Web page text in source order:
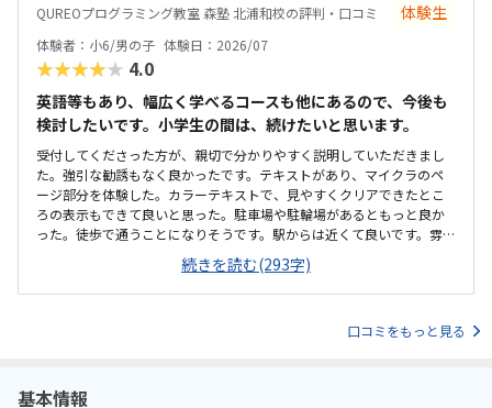
中では高めかなと思います。ただ、パソコンとその中にある教材を使
用するため、高くなってしまうのは仕方ないかなとも思います。マイ
クラが使われているということで子どもが興味を持っていました。遊
び感覚で学んでいけるのは良いと思います。
QUREOプログラミング教室 森塾 北浦和校の評判・口コミ 体験生
体験者：小6/男の子 体験日：2026/07
★★★★★ 4.0
英語等もあり、幅広く学べるコースも他にあるので、今後も
検討したいです。小学生の間は、続けたいと思います。
受付してくださった方が、親切で分かりやすく説明していただきまし
た。強引な勧誘もなく良かったです。テキストがあり、マイクラのペ
ージ部分を体験した。カラーテキストで、見やすくクリアできたとこ
ろの表示もできて良いと思った。駐車場や駐輪場があるともっと良か
った。徒歩で通うことになりそうです。駅からは近くて良いです。雰囲
気も良く、清潔感もあった。部屋が区切られていて、個人スペースも
確保されていて良かった。基本料金以外に、追加料金があまり無さそ
うで良かった。できれば、毎月1万以内で通いたいです。子供に熱心に
続きを読む(293字)
口コミをもっと見る
基本情報